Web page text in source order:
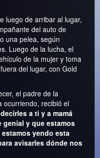
luego de arribar al lugar,
del auto de
una pelea, según
Luego de la lucha, el
de la mujer y toma
del lugar, con Gold
el padre de la
ocurriendo, recibió el
a ti y a mamá
y que estamos
yendo esta
avisarles dónde nos